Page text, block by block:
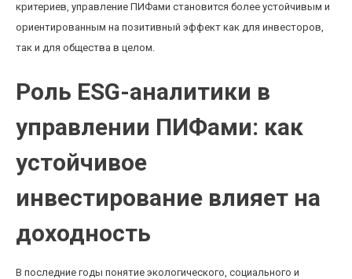
критериев, управление ПИФами становится более устойчивым и
ориентированным на позитивный эффект как для инвесторов,
так и для общества в целом.
Роль ESG-аналитики в
управлении ПИФами: как
устойчивое
инвестирование влияет на
доходность
В последние годы понятие экологического, социального и